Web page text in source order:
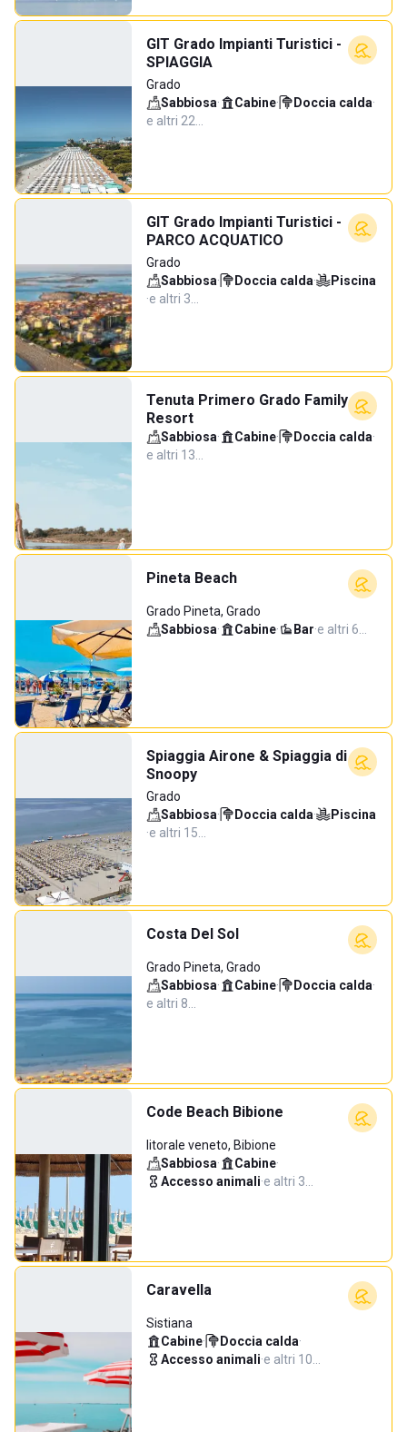
GIT Grado Impianti Turistici -
SPIAGGIA
Grado
Sabbiosa· Cabine· Doccia calda·
e altri 22…
GIT Grado Impianti Turistici -
PARCO ACQUATICO
Grado
Sabbiosa· Doccia calda·
Piscina
·e altri 3…
Tenuta Primero Grado Family
Resort
Sabbiosa· Cabine· Doccia calda·
e altri 13…
Pineta Beach
Grado Pineta, Grado
Sabbiosa· Cabine· Bar·e altri 6…
Spiaggia Airone & Spiaggia di
Snoopy
Grado
Sabbiosa· Doccia calda·
Piscina
·e altri 15…
Costa Del Sol
Grado Pineta, Grado
Sabbiosa· Cabine· Doccia calda·
e altri 8…
Code Beach Bibione
litorale veneto, Bibione
Sabbiosa· Cabine·
Accesso animali·e altri 3…
Caravella
Sistiana
Cabine· Doccia calda·
Accesso animali·e altri 10…